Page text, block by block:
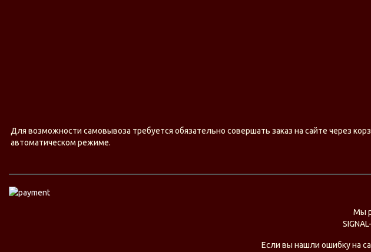
Для возможности самовывоза требуется обязательно совершать заказ на сайте через
автоматическом режиме.
Мы
Если вы нашли ошибку на